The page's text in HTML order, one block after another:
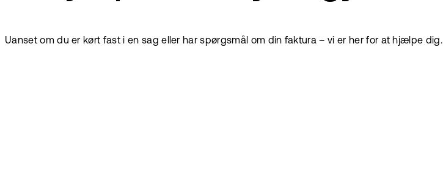
Uanset om du er kørt fast i en sag eller har spørgsmål om din faktura – vi er her for at hjælpe dig.